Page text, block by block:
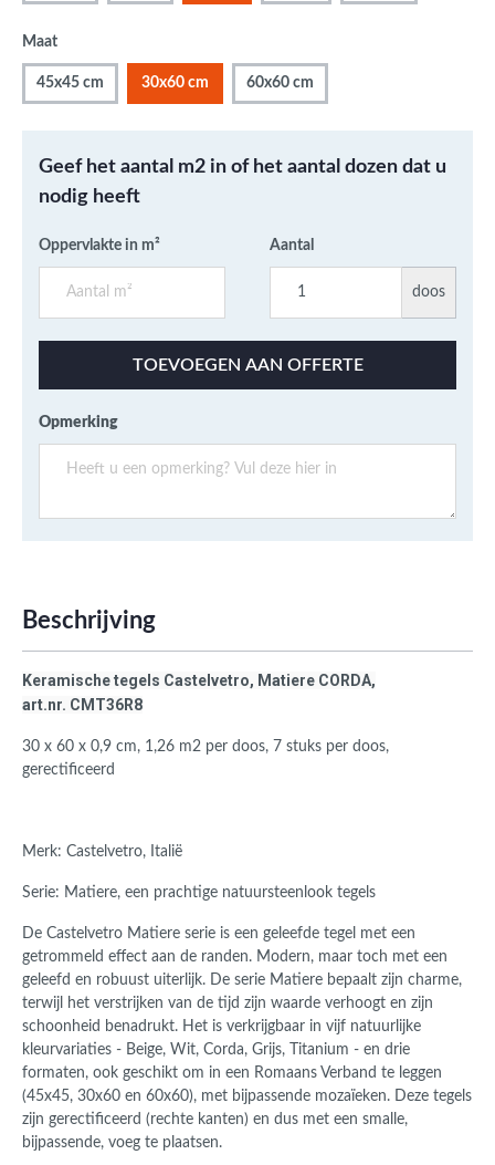
Maat
45x45 cm 30x60 cm 60x60 cm
Geef het aantal m2 in of het aantal dozen dat u
nodig heeft
Oppervlakte in m² Aantal
doos
TOEVOEGEN AAN OFFERTE
Opmerking
Beschrijving
Keramische tegels Castelvetro, Matiere CORDA,
art.nr. CMT36R8
30 x 60 x 0,9 cm, 1,26 m2 per doos, 7 stuks per doos,
gerectificeerd
Merk: Castelvetro, Italië
Serie: Matiere, een prachtige natuursteenlook tegels
De Castelvetro Matiere serie is een geleefde tegel met een
getrommeld effect aan de randen. Modern, maar toch met een
geleefd en robuust uiterlijk. De serie Matiere bepaalt zijn charme,
terwijl het verstrijken van de tijd zijn waarde verhoogt en zijn
schoonheid benadrukt. Het is verkrijgbaar in vijf natuurlijke
kleurvariaties - Beige, Wit, Corda, Grijs, Titanium - en drie
formaten, ook geschikt om in een Romaans Verband te leggen
(45x45, 30x60 en 60x60), met bijpassende mozaïeken. Deze tegels
zijn gerectificeerd (rechte kanten) en dus met een smalle,
bijpassende, voeg te plaatsen.